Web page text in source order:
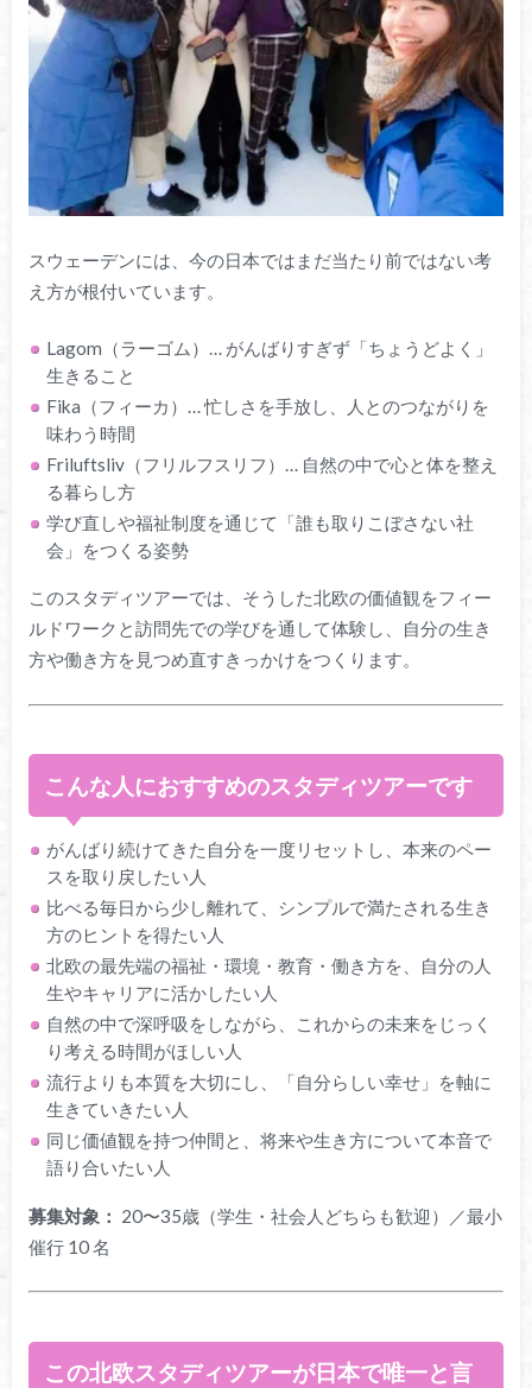
スウェーデンには、今の日本ではまだ当たり前ではない考
え方が根付いています。
Lagom（ラーゴム）… がんばりすぎず「ちょうどよく」
生きること
Fika（フィーカ）… 忙しさを手放し、人とのつながりを
味わう時間
Friluftsliv（フリルフスリフ）… 自然の中で心と体を整え
る暮らし方
学び直しや福祉制度を通じて「誰も取りこぼさない社
会」をつくる姿勢
このスタディツアーでは、そうした北欧の価値観をフィー
ルドワークと訪問先での学びを通して体験し、自分の生き
方や働き方を見つめ直すきっかけをつくります。
こんな人におすすめのスタディツアーです
がんばり続けてきた自分を一度リセットし、本来のペー
スを取り戻したい人
比べる毎日から少し離れて、シンプルで満たされる生き
方のヒントを得たい人
北欧の最先端の福祉・環境・教育・働き方を、自分の人
生やキャリアに活かしたい人
自然の中で深呼吸をしながら、これからの未来をじっく
り考える時間がほしい人
流行よりも本質を大切にし、「自分らしい幸せ」を軸に
生きていきたい人
同じ価値観を持つ仲間と、将来や生き方について本音で
語り合いたい人
募集対象： 20〜35歳（学生・社会人どちらも歓迎）／最小
催行 10 名
この北欧スタディツアーが日本で唯一と言